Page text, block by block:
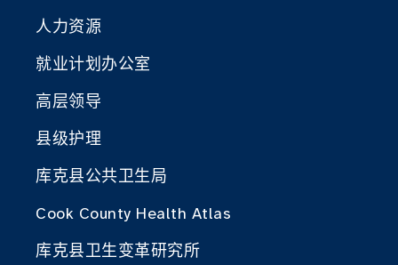
人力资源
就业计划办公室
高层领导
县级护理
库克县公共卫生局
Cook County Health Atlas
库克县卫生变革研究所